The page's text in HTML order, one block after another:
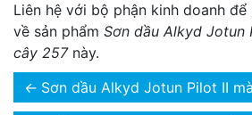
Liên hệ với bộ phận kinh doanh
về sản phẩm Sơn dầu Alkyd Jotun
cây 257này.
← Sơn dầu Alkyd Jotun Pilot II